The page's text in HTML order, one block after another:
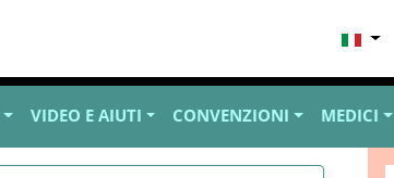
VIDEO E AIUTI CONVENZIONI
MEDICI